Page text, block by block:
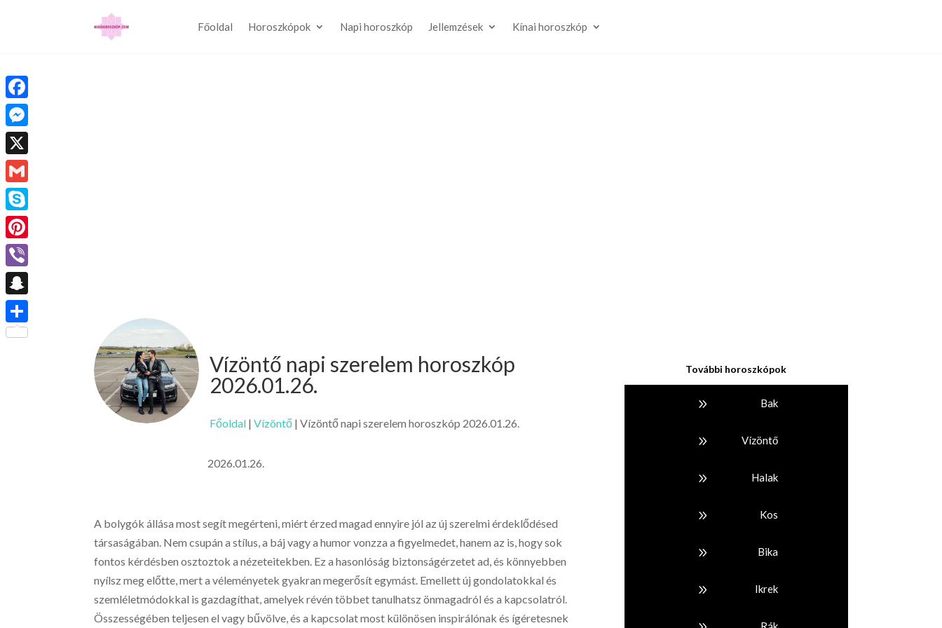
Főoldal Horoszkópok Napi horoszkóp Jellemzések Kínai horoszkóp
Vízöntő napi szerelem horoszkóp
2026.01.26.
Főoldal |Vízöntő |Vízöntő napi szerelem horoszkóp 2026.01.26.
2026.01.26.
A bolygók állása most segít megérteni, miért érzed magad ennyire jól az új szerelmi érdeklődésed
társaságában. Nem csupán a stílus, a báj vagy a humor vonzza a figyelmedet, hanem az is, hogy sok
fontos kérdésben osztoztok a nézeteitekben. Ez a hasonlóság biztonságérzetet ad, és könnyebben
nyílsz meg előtte, mert a véleményetek gyakran megerősít egymást. Emellett új gondolatokkal és
szemléletmódokkal is gazdagíthat, amelyek révén többet tanulhatsz önmagadról és a kapcsolatról.
Összességében teljesen el vagy bűvölve, és a kapcsolat most különösen inspirálónak és ígéretesnek
További horoszkópok
9 Bak
9 Vízöntő
9 Halak
9 Kos
9 Bika
9 Ikrek
Facebook
Messenger
X
Gmail
Skype
Pinterest
Viber
Snapchat
Ossza